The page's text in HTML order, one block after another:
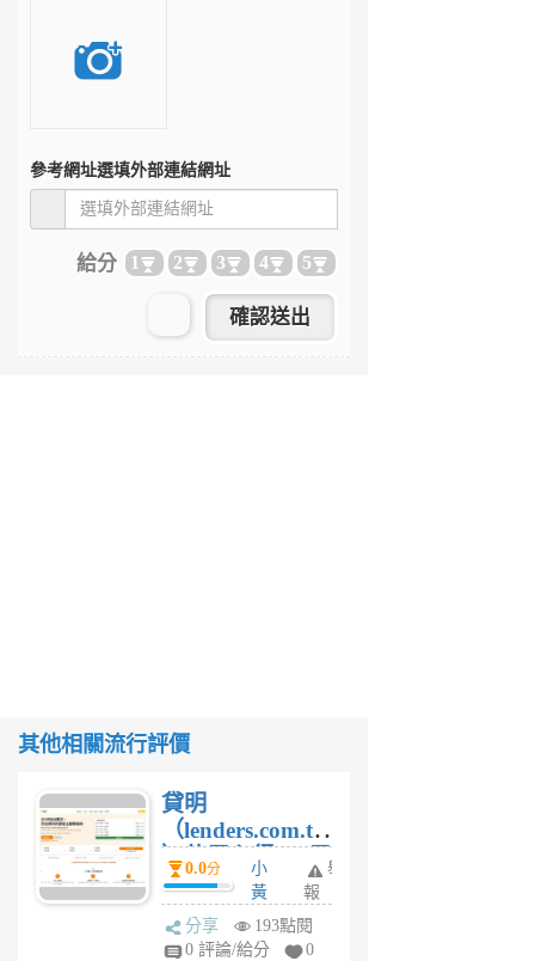
參考網址選填外部連結網址
給分 1 2 3 4 5
其他相關流行評價
貸明
（lenders.com.tw
）使用心得 — 民
間貸款比較平台
體驗
0.0分
小
黃
蜂
1
舉
報
分享
193點閱
0 評論/給分
0